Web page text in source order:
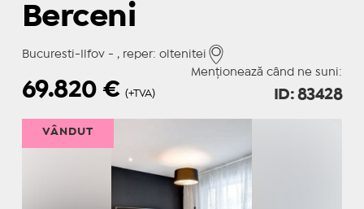
Berceni
Bucuresti-Ilfov - , reper: oltenitei
Menționează când ne suni:
69.820€ (+TVA) ID: 83428
VÂNDUT